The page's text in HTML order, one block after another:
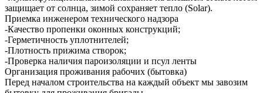
защищает от солнца, зимой сохраняет тепло (Solar).
Приемка инженером технического надзора
-Качество пропенки оконных конструкций;
-Герметичность уплотнителей;
-Плотность прижима створок;
-Проверка наличия пароизоляции и псул ленты
Организация проживания рабочих (бытовка)
Перед началом строительства на каждый объект мы завозим